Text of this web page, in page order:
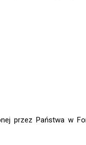
przez Państwa w